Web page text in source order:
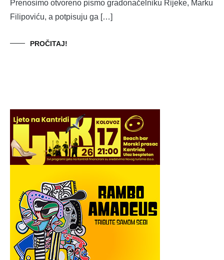
Prenosimo otvoreno pismo gradonačelniku Rijeke, Marku
Filipoviću, a potpisuju ga […]
PROČITAJ!